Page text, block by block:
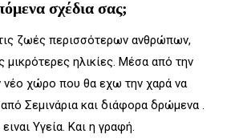
σχέδια σας;
ζωές περισσότερων ανθρώπων,
μικρότερες ηλικίες. Μέσα από την
νέο χώρο που θα εχω την χαρά να
Σεμινάρια και διάφορα δρώμενα .
Υγεία. Και η γραφή.